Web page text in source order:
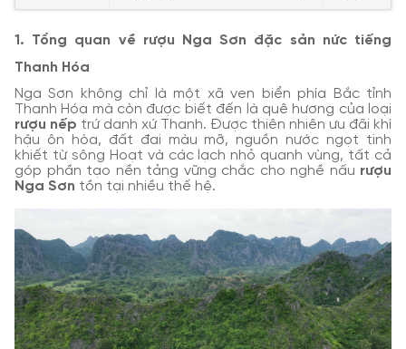
1. Tổng quan về rượu Nga Sơn đặc sản nức tiếng
Thanh Hóa
Nga Sơn không chỉ là một xã ven biển phía Bắc tỉnh
Thanh Hóa mà còn được biết đến là quê hương của loại
rượu nếp trứ danh xứ Thanh. Được thiên nhiên ưu đãi khí
hậu ôn hòa, đất đai màu mỡ, nguồn nước ngọt tinh
khiết từ sông Hoạt và các lạch nhỏ quanh vùng, tất cả
góp phần tạo nền tảng vững chắc cho nghề nấu rượu
Nga Sơn tồn tại nhiều thế hệ.